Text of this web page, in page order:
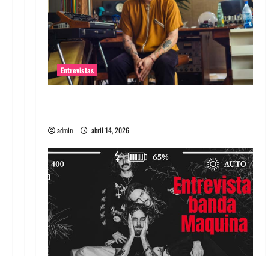
Entrevistas
admin abril 14, 2026